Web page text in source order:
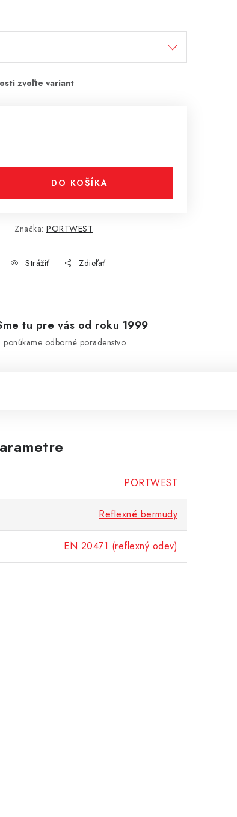
DO KOŠÍKA
Značka: PORTWEST
Strážiť Zdieľať
tu pre vás od roku 1999
ponúkame odborné poradenstvo
PORTWEST
Reflexné bermudy
EN 20471 (reflexný odev)